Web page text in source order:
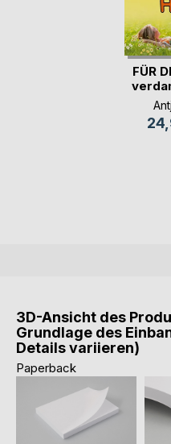
FÜR
3D-Ansicht des
Grundlage des
Details variieren)
Paperback